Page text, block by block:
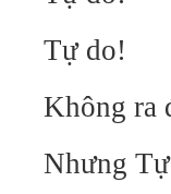
Tự do!
Không ra
Nhưng